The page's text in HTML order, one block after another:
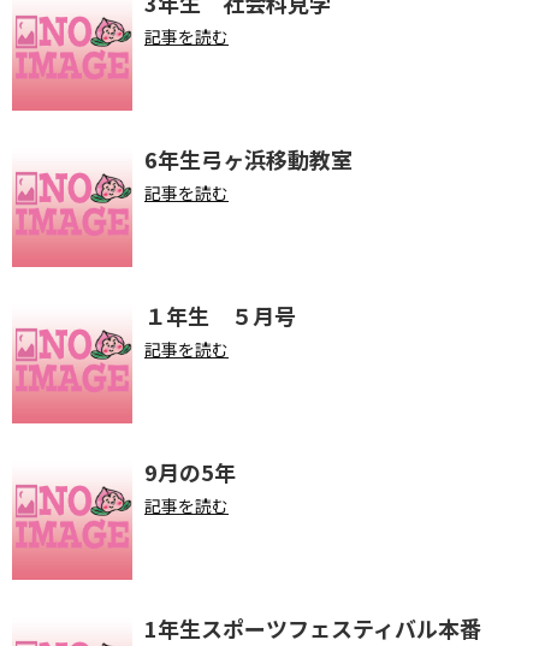
記事を読む
6年生弓ヶ浜移動教室
記事を読む
１年生 ５月号
記事を読む
9月の5年
記事を読む
1年生スポーツフェスティバル本番